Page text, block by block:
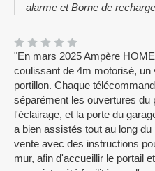
alarme et Borne de
"En mars 2025 Ampère
coulissant de 4m motorisé, un
portillon. Chaque
séparément les ouvertures du
l'éclairage, et la porte du
a bien assistés tout au long
vente avec des instructions
mur, afin d'accueillir le portail